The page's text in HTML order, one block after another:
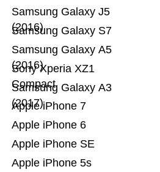
Apple iPhone 5s
Apple iPhone SE
Apple iPhone 6
Apple iPhone 7
Samsung Galaxy A3
(2017)
Sony Xperia XZ1
Compact
Samsung Galaxy A5
(2016)
Samsung Galaxy S7
Samsung Galaxy J5
(2016)